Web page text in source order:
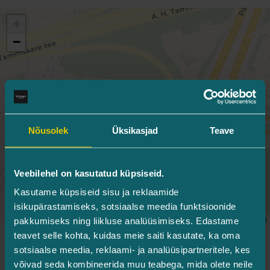
Nõusolek Üksikasjad Teave
Veebilehel on kasutatud küpsiseid.
Kasutame küpsiseid sisu ja reklaamide
isikupärastamiseks, sotsiaalse meedia funktsioonide
pakkumiseks ning liikluse analüüsimiseks. Edastame
teavet selle kohta, kuidas meie saiti kasutate, ka oma
sotsiaalse meedia, reklaami- ja analüüsipartneritele, kes
võivad seda kombineerida muu teabega, mida olete neile
−
Leaflet
Parkimine